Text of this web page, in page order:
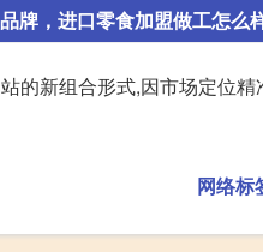
牌，进口零食加盟做工怎么
的新组合形式,因市场定位
网络标